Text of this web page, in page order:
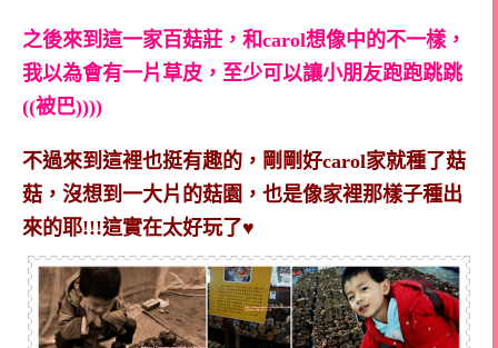
之後來到這一家百菇莊，和carol想像中的不一樣，
我以為會有一片草皮，至少可以讓小朋友跑跑跳跳
((被巴))))
不過來到這裡也挺有趣的，剛剛好carol家就種了菇
菇，沒想到一大片的菇園，也是像家裡那樣子種出
來的耶!!!這實在太好玩了♥